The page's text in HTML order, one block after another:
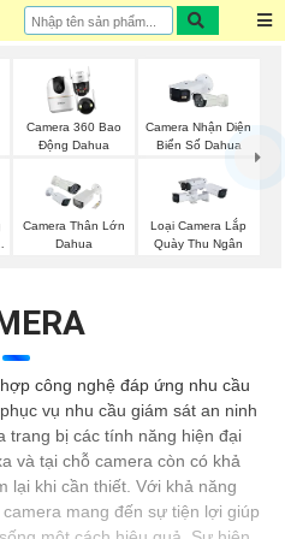
Camera 360 Bao
Động Dahua
Camera Nhận Diện
Biển Số Dahua
Camera Thân Lớn
Dahua
Loại Camera Lắp
Quày Thu Ngân
công nghệ đáp ứng nhu cầu
vụ nhu cầu giám sát an ninh
trang bị các tính năng hiện đại
và tại chỗ camera còn có khả
lại khi cần thiết. Với khả năng
mang đến sự tiện lợi giúp